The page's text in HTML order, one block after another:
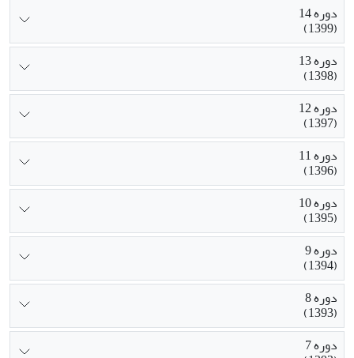
دوره 14
(1399)
دوره 13
(1398)
دوره 12
(1397)
دوره 11
(1396)
دوره 10
(1395)
دوره 9
(1394)
دوره 8
(1393)
دوره 7